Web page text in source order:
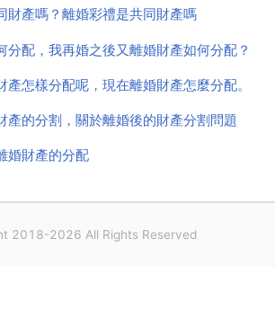
財產嗎？離婚彩禮是共同財產嗎
分配，我再婚之後又離婚財產如何分配？
怎樣分配呢，現在離婚財產怎麼分配。
產的分割，關於離婚後的財產分割問題
婚財產的分配
2018-2026 All Rights Reserved